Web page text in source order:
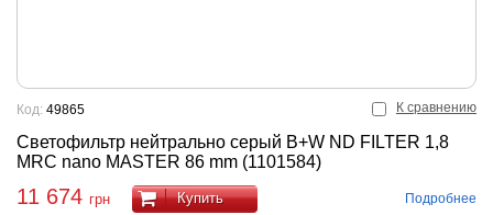
К сравнению
Светофильтр нейтрально серый B+W ND FILTER 1,8
MRC nano MASTER 86 mm (1101584)
Код: 49865
11 674 грн Купить Подробнее